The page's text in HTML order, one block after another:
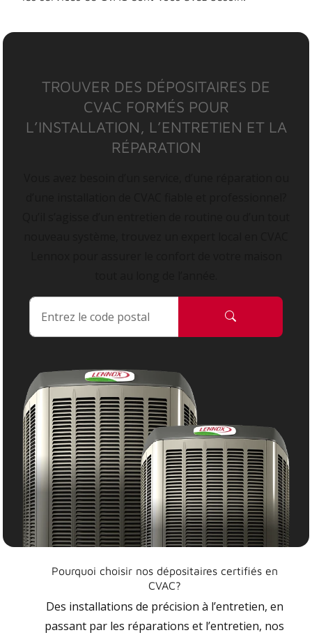
TROUVER DES DÉPOSITAIRES DE
CVAC FORMÉS POUR
L’INSTALLATION, L’ENTRETIEN ET LA
RÉPARATION
Pourquoi choisir nos dépositaires certifiés en
CVAC?
Des installations de précision à l’entretien, en
passant par les réparations et l’entretien, nos